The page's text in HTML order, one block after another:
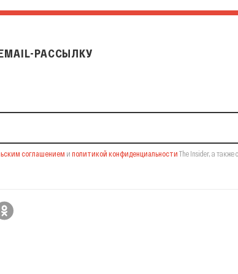
РАССЫЛКУ
соглашением и политикой конфиденциальности The Insider, а также